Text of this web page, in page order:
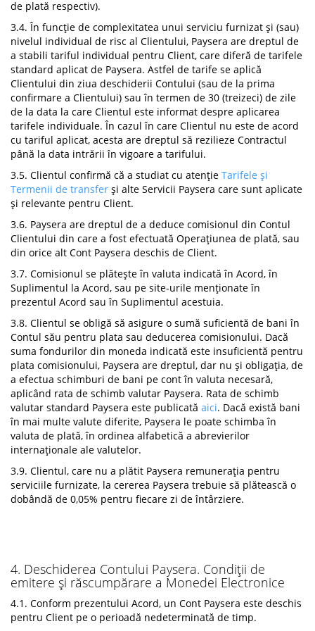
de plată respectiv).
3.4. În funcție de complexitatea unui serviciu furnizat și (sau)
nivelul individual de risc al Clientului, Paysera are dreptul de
a stabili tariful individual pentru Client, care diferă de tarifele
standard aplicat de Paysera. Astfel de tarife se aplică
Clientului din ziua deschiderii Contului (sau de la prima
confirmare a Clientului) sau în termen de 30 (treizeci) de zile
de la data la care Clientul este informat despre aplicarea
tarifele individuale. În cazul în care Clientul nu este de acord
cu tariful aplicat, acesta are dreptul să rezilieze Contractul
până la data intrării în vigoare a tarifului.
3.5. Clientul confirmă că a studiat cu atenție Tarifele și
Termenii de transfer și alte Servicii Paysera care sunt aplicate
și relevante pentru Client.
3.6. Paysera are dreptul de a deduce comisionul din Contul
Clientului din care a fost efectuată Operațiunea de plată, sau
din orice alt Cont Paysera deschis de Client.
3.7. Comisionul se plătește în valuta indicată în Acord, în
Suplimentul la Acord, sau pe site-urile menționate în
prezentul Acord sau în Suplimentul acestuia.
3.8. Clientul se obligă să asigure o sumă suficientă de bani în
Contul său pentru plata sau deducerea comisionului. Dacă
suma fondurilor din moneda indicată este insuficientă pentru
plata comisionului, Paysera are dreptul, dar nu și obligația, de
a efectua schimburi de bani pe cont în valuta necesară,
aplicând rata de schimb valutar Paysera. Rata de schimb
valutar standard Paysera este publicată aici. Dacă există bani
în mai multe valute diferite, Paysera le poate schimba în
valuta de plată, în ordinea alfabetică a abrevierilor
internaționale ale valutelor.
3.9. Clientul, care nu a plătit Paysera remunerația pentru
serviciile furnizate, la cererea Paysera trebuie să plătească o
dobândă de 0,05% pentru fiecare zi de întârziere.
4. Deschiderea Contului Paysera. Condiții de
emitere și răscumpărare a Monedei Electronice
4.1. Conform prezentului Acord, un Cont Paysera este deschis
pentru Client pe o perioadă nedeterminată de timp.